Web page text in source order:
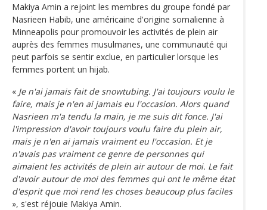
Makiya Amin a rejoint les membres du groupe fondé par
Nasrieen Habib, une américaine d'origine somalienne à
Minneapolis pour promouvoir les activités de plein air
auprès des femmes musulmanes, une communauté qui
peut parfois se sentir exclue, en particulier lorsque les
femmes portent un hijab.
« Je n'ai jamais fait de snowtubing. J'ai toujours voulu le
faire, mais je n'en ai jamais eu l'occasion. Alors quand
Nasrieen m'a tendu la main, je me suis dit fonce. J'ai
l'impression d'avoir toujours voulu faire du plein air,
mais je n'en ai jamais vraiment eu l'occasion. Et je
n'avais pas vraiment ce genre de personnes qui
aimaient les activités de plein air autour de moi. Le fait
d'avoir autour de moi des femmes qui ont le même état
d'esprit que moi rend les choses beaucoup plus faciles
», s'est réjouie Makiya Amin.